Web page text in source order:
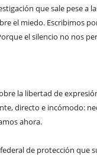
que sale pese a
el miedo. Escribimos
el silencio no nos
la libertad de
directo e incómodo:
ahora.
de protección que